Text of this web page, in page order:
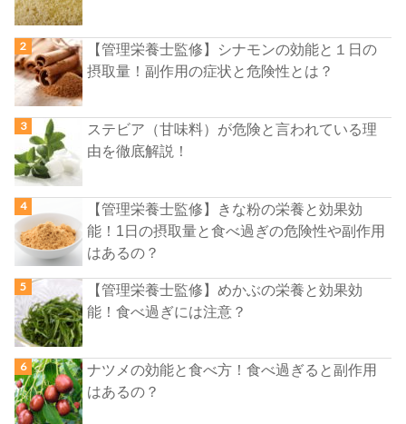
【管理栄養士監修】シナモンの効能と１日の
摂取量！副作用の症状と危険性とは？
ステビア（甘味料）が危険と言われている理
由を徹底解説！
【管理栄養士監修】きな粉の栄養と効果効
能！1日の摂取量と食べ過ぎの危険性や副作用
はあるの？
【管理栄養士監修】めかぶの栄養と効果効
能！食べ過ぎには注意？
ナツメの効能と食べ方！食べ過ぎると副作用
はあるの？